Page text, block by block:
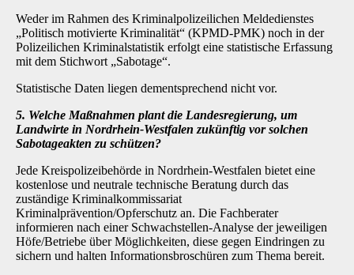
Weder im Rahmen des Kriminalpolizeilichen Meldedienstes
„Politisch motivierte Kriminalität“ (KPMD-PMK) noch in der
Polizeilichen Kriminalstatistik erfolgt eine statistische Erfassung
mit dem Stichwort „Sabotage“.
Statistische Daten liegen dementsprechend nicht vor.
5. Welche Maßnahmen plant die Landesregierung, um
Landwirte in Nordrhein-Westfalen zukünftig vor solchen
Sabotageakten zu schützen?
Jede Kreispolizeibehörde in Nordrhein-Westfalen bietet eine
kostenlose und neutrale technische Beratung durch das
zuständige Kriminalkommissariat
Kriminalprävention/Opferschutz an. Die Fachberater
informieren nach einer Schwachstellen-Analyse der jeweiligen
Höfe/Betriebe über Möglichkeiten, diese gegen Eindringen zu
sichern und halten Informationsbroschüren zum Thema bereit.